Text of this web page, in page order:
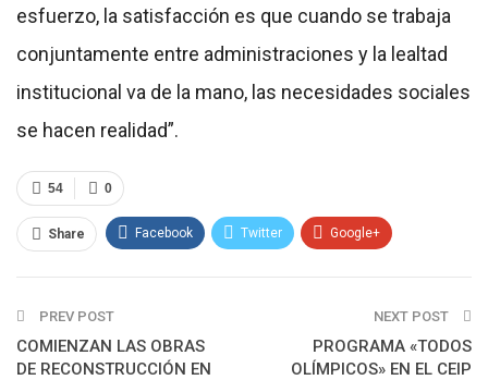
esfuerzo, la satisfacción es que cuando se trabaja
conjuntamente entre administraciones y la lealtad
institucional va de la mano, las necesidades sociales
se hacen realidad”.
0
54
Share Facebook Twitter Google+
Email
PREV POST
COMIENZAN LAS OBRAS
DE RECONSTRUCCIÓN EN
NEXT POST
PROGRAMA «TODOS
OLÍMPICOS» EN EL CEIP